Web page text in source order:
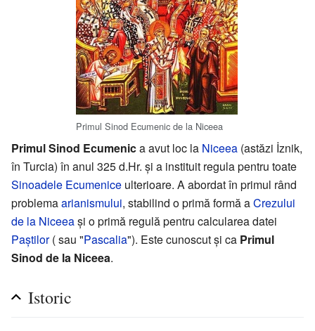
Primul Sinod Ecumenic de la Niceea
Primul Sinod Ecumenica avut loc la Niceea (astăzi İznik,
în Turcia) în anul 325 d.Hr. și a instituit regula pentru toate
Sinoadele Ecumenice ulterioare. A abordat în primul rând
problemaarianismului, stabilind o primă formă aCrezului
de la Niceeași o primă regulă pentru calcularea datei
Paștilor( sau "Pascalia"). Este cunoscut și ca Primul
Sinod de la Niceea.
Istoric